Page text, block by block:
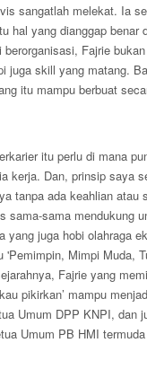
sangatlah melekat. Ia
hal yang dianggap benar
berorganisasi, Fajrie
juga skill yang matang.
itu mampu berbuat
itu perlu di mana
kerja. Dan, prinsip saya
tanpa ada keahlian atau
sama-sama mendukung
yang juga hobi olahraga
'Pemimpin, Mimpi Muda,
Fajrie yang
pikirkan’ mampu
Umum DPP KNPI, dan
Umum PB HMI